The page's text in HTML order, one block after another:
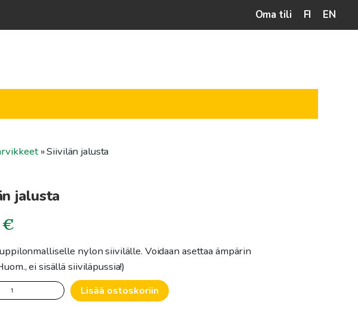
Oma tili FI EN
»Siivilän jalusta
jalusta
€
nylon siivilälle. Voidaan asettaa ämpärin
ei sisällä siiviläpussia!)
Lisää ostoskoriin